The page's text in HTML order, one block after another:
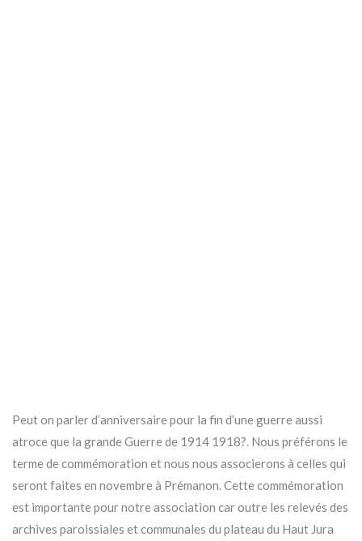
Peut on parler d’anniversaire pour la fin d’une guerre aussi
atroce que la grande Guerre de 1914 1918?. Nous préférons le
terme de commémoration et nous nous associerons à celles qui
seront faites en novembre à Prémanon. Cette commémoration
est importante pour notre association car outre les relevés des
archives paroissiales et communales du plateau du Haut Jura